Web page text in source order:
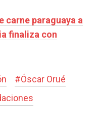
carne paraguaya a
finaliza con
#Óscar Orué